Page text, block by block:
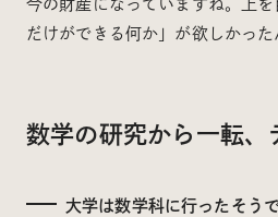
今の財産になっていますね。上
だけができる何か」が欲しかった
数学の研究から一転、
大学は数学科に行ったそう